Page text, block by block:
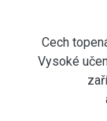
a
Cech
Vysoké